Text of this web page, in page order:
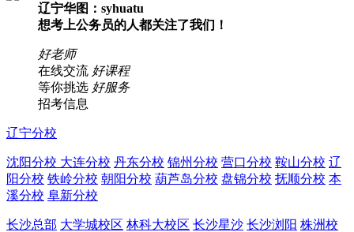
辽宁华图：syhuatu
想考上公务员的人都关注了我们！
好老师
在线交流 好课程
等你挑选 好服务
招考信息
辽宁分校
沈阳分校 大连分校 丹东分校 锦州分校 营口分校 鞍山分校 辽
阳分校 铁岭分校 朝阳分校 葫芦岛分校 盘锦分校 抚顺分校 本
溪分校 阜新分校
长沙总部 大学城校区 林科大校区 长沙星沙 长沙浏阳 株洲校